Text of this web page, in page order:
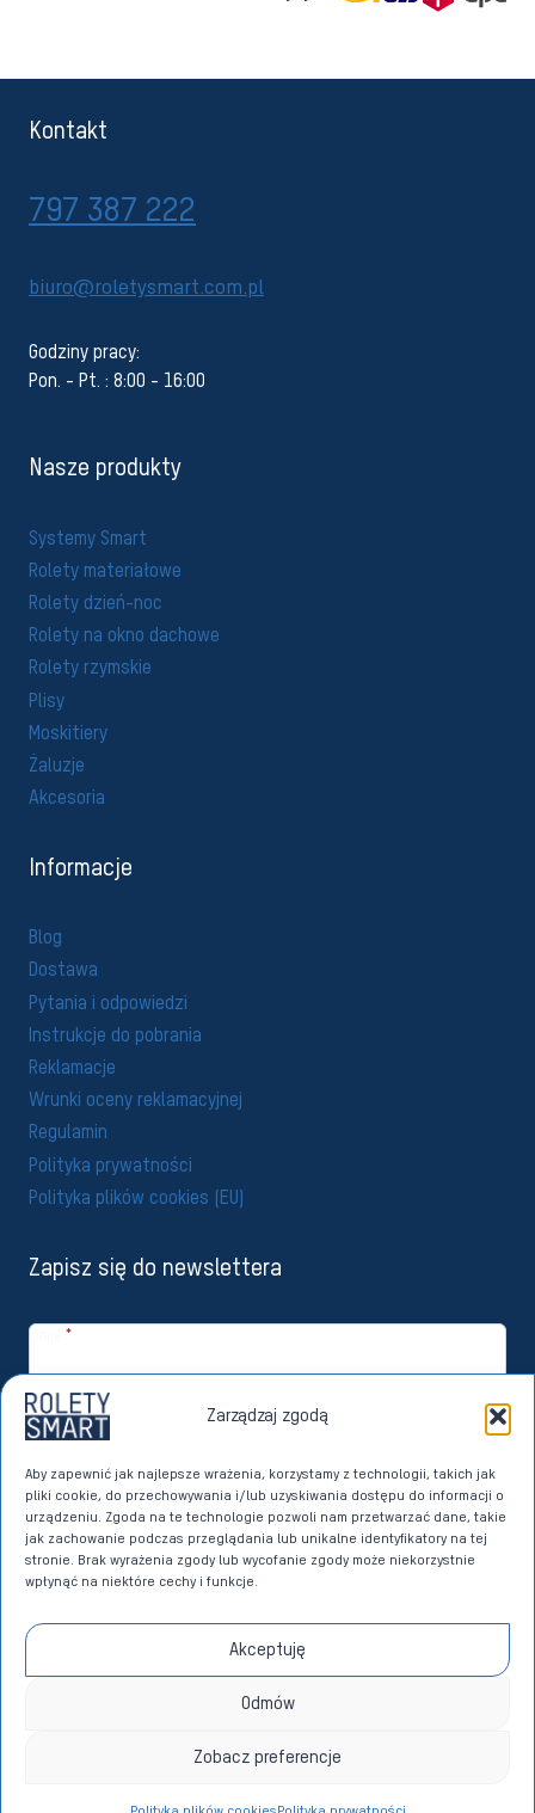
Zarządzaj zgodą
Aby zapewnić jak najlepsze wrażenia, korzystamy z technologii, takich jak
pliki cookie, do przechowywania i/lub uzyskiwania dostępu do informacji o
urządzeniu. Zgoda na te technologie pozwoli nam przetwarzać dane, takie
jak zachowanie podczas przeglądania lub unikalne identyfikatory na tej
stronie. Brak wyrażenia zgody lub wycofanie zgody może niekorzystnie
wpłynąć na niektóre cechy i funkcje.
Akceptuję
Odmów
Zobacz preferencje
Kontakt
797 387 222
biuro@roletysmart.com.pl
Godziny pracy:
Pon. - Pt. : 8:00 - 16:00
Nasze produkty
Systemy Smart
Rolety materiałowe
Rolety dzień-noc
Rolety na okno dachowe
Rolety rzymskie
Plisy
Moskitiery
Żaluzje
Akcesoria
Informacje
Blog
Dostawa
Pytania i odpowiedzi
Instrukcje do pobrania
Reklamacje
Wrunki oceny reklamacyjnej
Regulamin
Polityka prywatności
Polityka plików cookies (EU)
Zapisz się do newslettera
*
Email*
Zapisuję się
Wyrażam zgodę na przetwarzanie moich danych osobowych przez
Imperoll sp. z o.o. z siedzibą w Sierakowicach w celach marketingu
bezpośredniego dotyczącego własnych produktów i usług. Dane w
tym celu przetwarzane będą na podstawie art. 6 ust. 1 lit. a)
27 kwietnia 2016 roku w sprawie ochrony osób fizycznych w związku z
przetwarzaniem danych osobowych i w sprawie swobodnego
© 2026 Rolety Smart - wykonanie Adsome